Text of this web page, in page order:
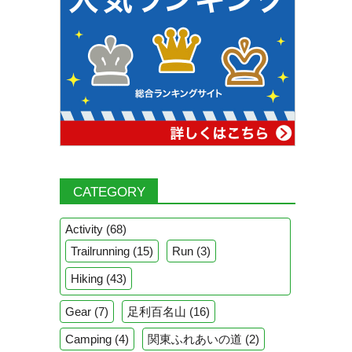
CATEGORY
Activity (68)
Trailrunning (15) Run (3)
Hiking (43)
Gear (7) 足利百名山 (16)
Camping (4) 関東ふれあいの道 (2)